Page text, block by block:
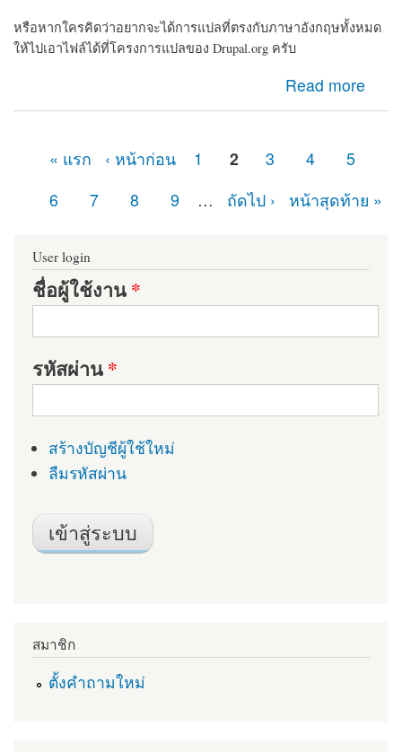
หรือหากใครคิดว่าอยากจะได้การแปลที่ตรงกับภาษาอังกฤษทั้งหมด
ให้ไปเอาไฟล์ได้ที่โครงการแปลของ Drupal.org ครับ
Read more
« แรก ‹ หน้าก่อน 1 2 3 4
5
6
7 8 9 … ถัดไป › หน้าสุดท้าย »
User login
ชื่อผู้ใช้งาน*
รหัสผ่าน*
สร้างบัญชีผู้ใช้ใหม่
ลืมรหัสผ่าน
สมาชิก
ตั้งคำถามใหม่